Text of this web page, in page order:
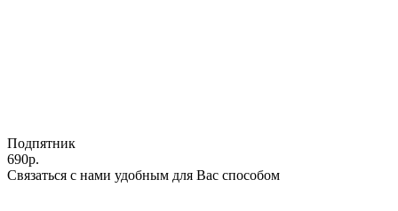
Подпятник
690р.
Связаться с нами удобным для Вас способом